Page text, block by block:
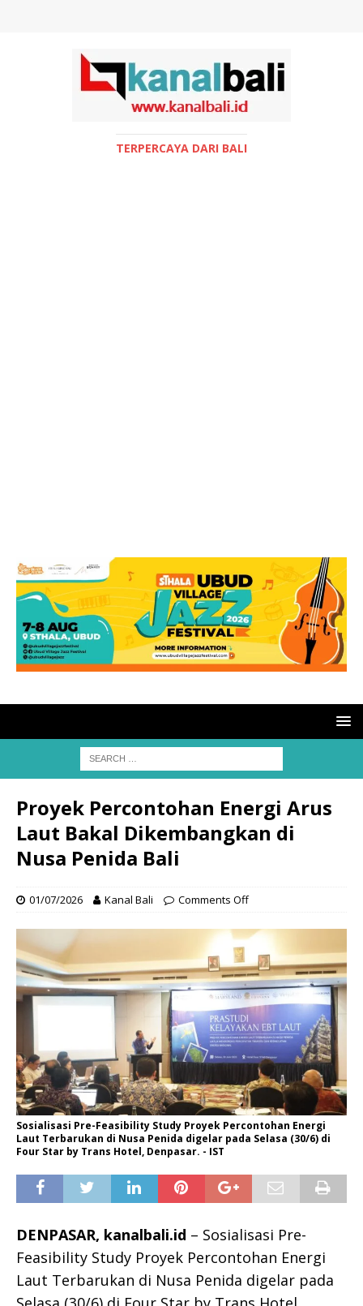
TERPERCAYA DARI BALI
Proyek Percontohan Energi Arus
Laut Bakal Dikembangkan di
Nusa Penida Bali
01/07/2026 Kanal Bali Comments Off
Sosialisasi Pre-Feasibility Study Proyek Percontohan Energi
Laut Terbarukan di Nusa Penida digelar pada Selasa (30/6) di
Four Star by Trans Hotel, Denpasar. - IST
DENPASAR, kanalbali.id – Sosialisasi Pre-
Feasibility Study Proyek Percontohan Energi
Laut Terbarukan di Nusa Penida digelar pada